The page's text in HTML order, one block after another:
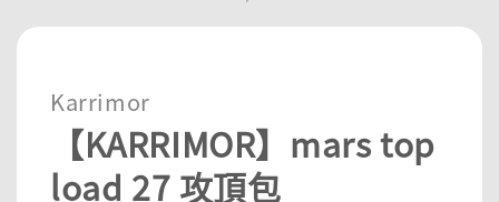
Karrimor
【KARRIMOR】mars top
load 27 攻頂包